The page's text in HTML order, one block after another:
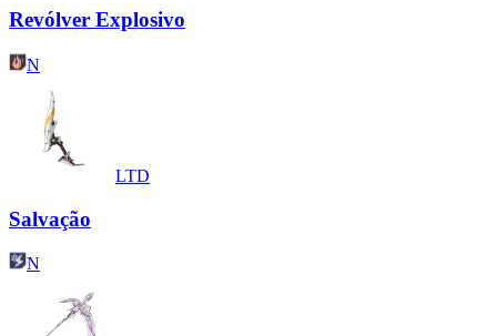
Revólver Explosivo
N
LTD
Salvação
N